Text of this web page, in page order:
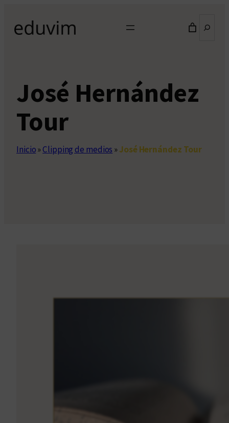
contenido
José Hernández
Tour
Inicio»Clipping de medios »José Hernández Tour